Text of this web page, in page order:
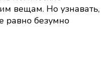
вещам. Но узнавать,
равно безумно